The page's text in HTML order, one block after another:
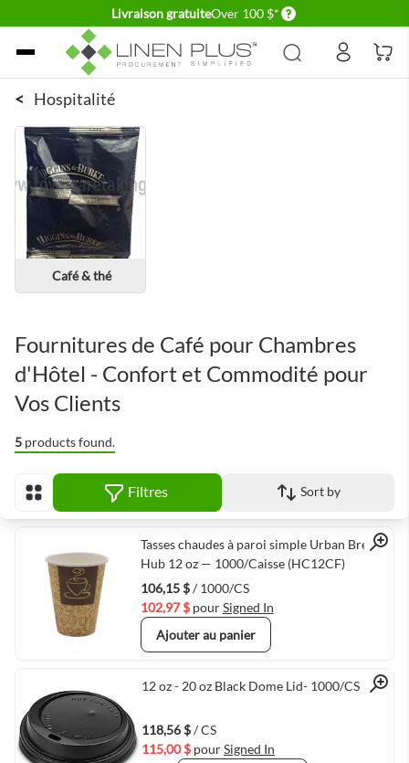
Livraison gratuiteOver 100 $* Delivery conditions
Allez au contenu
< Hospitalité
Café & thé
Fournitures de Café pour Chambres
d'Hôtel - Confort et Commodité pour
Vos Clients
5 products found.
Afficher en Filtres Sort by
Quick View
Tasses chaudes à paroi simple Urban Brew
Hub 12 oz — 1000/Caisse (HC12CF)
106,15 $/ 1000/CS
102,97 $ pourSigned In
Ajouter au panier
Quick View
12 oz - 20 oz Black Dome Lid- 1000/CS
118,56 $/ CS
115,00 $ pourSigned In